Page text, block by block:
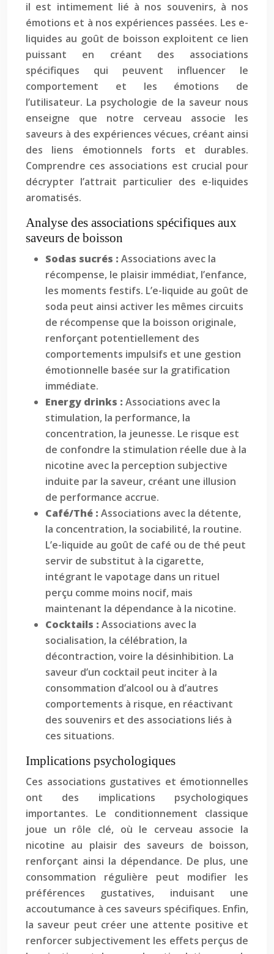
il est intimement lié à nos souvenirs, à nos
émotions et à nos expériences passées. Les e-
liquides au goût de boisson exploitent ce lien
puissant en créant des associations
spécifiques qui peuvent influencer le
comportement et les émotions de
l’utilisateur. La psychologie de la saveur nous
enseigne que notre cerveau associe les
saveurs à des expériences vécues, créant ainsi
des liens émotionnels forts et durables.
Comprendre ces associations est crucial pour
décrypter l’attrait particulier des e-liquides
aromatisés.
Analyse des associations spécifiques aux
saveurs de boisson
Sodas sucrés : Associations avec la
récompense, le plaisir immédiat, l’enfance,
les moments festifs. L’e-liquide au goût de
soda peut ainsi activer les mêmes circuits
de récompense que la boisson originale,
renforçant potentiellement des
comportements impulsifs et une gestion
émotionnelle basée sur la gratification
immédiate.
Energy drinks : Associations avec la
stimulation, la performance, la
concentration, la jeunesse. Le risque est
de confondre la stimulation réelle due à la
nicotine avec la perception subjective
induite par la saveur, créant une illusion
de performance accrue.
Café/Thé : Associations avec la détente,
la concentration, la sociabilité, la routine.
L’e-liquide au goût de café ou de thé peut
servir de substitut à la cigarette,
intégrant le vapotage dans un rituel
perçu comme moins nocif, mais
maintenant la dépendance à la nicotine.
Cocktails : Associations avec la
socialisation, la célébration, la
décontraction, voire la désinhibition. La
saveur d’un cocktail peut inciter à la
consommation d’alcool ou à d’autres
comportements à risque, en réactivant
des souvenirs et des associations liés à
ces situations.
Implications psychologiques
Ces associations gustatives et émotionnelles
ont des implications psychologiques
importantes. Le conditionnement classique
joue un rôle clé, où le cerveau associe la
nicotine au plaisir des saveurs de boisson,
renforçant ainsi la dépendance. De plus, une
consommation régulière peut modifier les
préférences gustatives, induisant une
accoutumance à ces saveurs spécifiques. Enfin,
la saveur peut créer une attente positive et
renforcer subjectivement les effets perçus de